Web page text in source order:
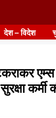
देश – विदेश